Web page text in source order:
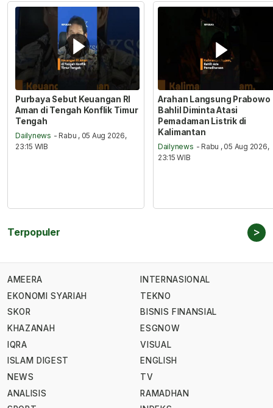
Purbaya Sebut Keuangan RI
Aman di Tengah Konflik Timur
Tengah
Dailynews - Rabu , 05 Aug 2026,
23:15 WIB
Arahan Langsung Prabowo
Bahlil Diminta Atasi
Pemadaman Listrik di
Kalimantan
Dailynews - Rabu , 05 Aug 2026,
23:15 WIB
Terpopuler >
AMEERA
EKONOMI SYARIAH
SKOR
KHAZANAH
IQRA
ISLAM DIGEST
NEWS
ANALISIS
INTERNASIONAL
TEKNO
BISNIS FINANSIAL
ESGNOW
VISUAL
ENGLISH
TV
RAMADHAN